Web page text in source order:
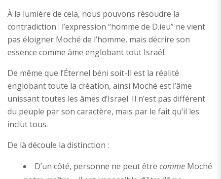
À la lumière de cela, nous pouvons résoudre la
contradiction : l’expression “homme de D.ieu” ne vient
pas éloigner Moché de l’homme, mais décrire son
essence comme âme englobant tout Israël.
De même que l’Éternel béni soit-Il est la réalité
englobant toute la création, ainsi Moché est l’âme
unissant toutes les âmes d’Israël. Il n’est pas différent
du peuple par son caractère, mais par le fait qu’il les
inclut tous.
De là découle la distinction :
D’un côté, personne ne peut être comme Moché